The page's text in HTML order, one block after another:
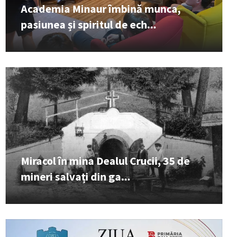
Academia Minaur îmbină munca,
pasiunea și spiritul de ech...
Miracol în mina Dealul Crucii, 35 de
mineri salvați din ga...